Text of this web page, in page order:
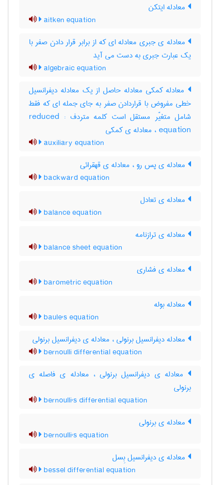
معادله ایتکن
aitken equation
معادله ی جبری معادله ای که از برابر قرار دادن صفر با
یک عبارت جبری به دست می آید
algebraic equation
معادله کمکی معادله حاصل از یک معادله دیفرانسیل
خطی مفروض با قراردادن صفر به جای جمله ای که فقط
شامل متغیّر مستقل است کلمه متردف : reduced
equation ، معادله ی کمکی
auxiliary equation
معادله ی پس رو ، معادله ی قهقرائی
backward equation
معادله ی تعادل
balance equation
معادله ی ترازنامه
balance sheet equation
معادله ی فشاری
barometric equation
معادله بوله
baule's equation
معادله دیفرانسیل برنولی ، معادله ی دیفرانسیل برنولی
bernoulli differential equation
معادله ی دیفرانسیل برنولی ، معادله ی فاصله ی
برنولی
bernoulli's differential equation
معادله ی برنولی
bernoulli's equation
معادله ی دیفرانسیل بِسل
bessel differential equation